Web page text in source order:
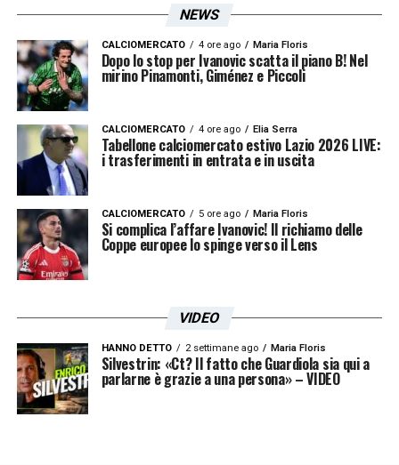
dell’operazione. Prima di mettere la firma sul
nuovo contratto, il giocatore valuterà il
progetto tecnico complessivo. La squadra
biancoceleste dovrà essere abile a muoversi
d’anticipo per sbaragliare l’ampia
concorrenza e blindare il colpo!
LA PLAYLIST DELLE NOSTRE TOP NEWS
NEWS
CALCIOMERCATO 4 ore ago Maria Floris
Dopo lo stop per Ivanovic scatta il piano B! Nel
mirino Pinamonti, Giménez e Piccoli
CALCIOMERCATO 4 ore ago Elia Serra
Tabellone calciomercato estivo Lazio 2026 LIVE:
i trasferimenti in entrata e in uscita
CALCIOMERCATO 5 ore ago Maria Floris
Si complica l’affare Ivanovic! Il richiamo delle
Coppe europee lo spinge verso il Lens
VIDEO
HANNO DETTO 2 settimane ago Maria Floris
Silvestrin: «Ct? Il fatto che Guardiola sia qui a
parlarne è grazie a una persona» – VIDEO